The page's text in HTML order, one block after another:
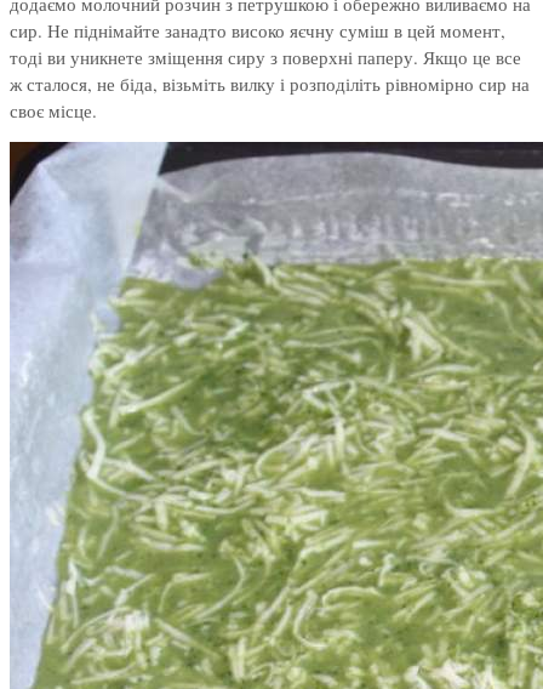
сир. Не піднімайте занадто високо яєчну суміш в цей момент,
тоді ви уникнете зміщення сиру з поверхні паперу. Якщо це все
ж сталося, не біда, візьміть вилку і розподіліть рівномірно сир на
своє місце.